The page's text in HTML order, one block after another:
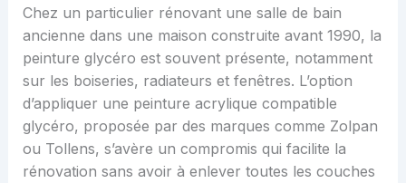
Chez un particulier rénovant une salle de bain
ancienne dans une maison construite avant 1990, la
peinture glycéro est souvent présente, notamment
sur les boiseries, radiateurs et fenêtres. L’option
d’appliquer une peinture acrylique compatible
glycéro, proposée par des marques comme Zolpan
ou Tollens, s’avère un compromis qui facilite la
rénovation sans avoir à enlever toutes les couches